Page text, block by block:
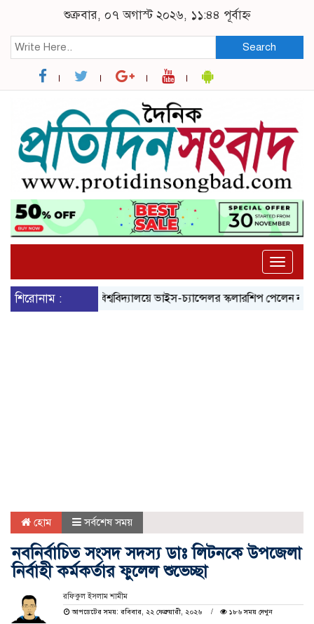
শুক্রবার, ০৭ অগাস্ট ২০২৬, ১১:৪৪ পূর্বাহ্ন
Search
Toggle
শিরোনাম :ব্রুনেল বিশ্ববিদ্যালয়ে ভাইস-চ্যান্সেলর স্কলারশিপ পেলেন নজরুল
হোম সর্বশেষ সময়
নবনির্বাচিত সংসদ সদস্য ডাঃ লিটনকে উপজেলা
নির্বাহী কর্মকর্তার ফুলেল শুভেচ্ছা
রফিকুল ইসলাম শামীম
আপডেটের সময়: রবিবার, ২২ ফেব্রুয়ারী, ২০২৬
১৮৬ সময় দেখুন